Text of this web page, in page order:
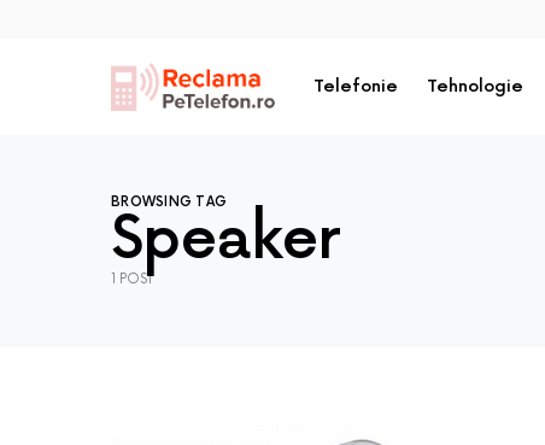
Telefonie Tehnologie
BROWSING TAG
Speaker
1 POST